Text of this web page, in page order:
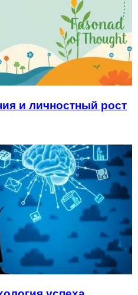
и личностный рост